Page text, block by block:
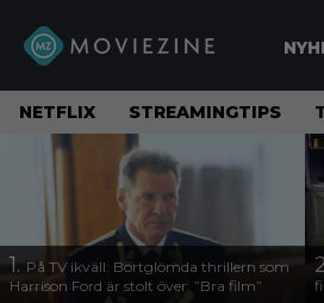
NETFLIX STREAMINGTIPS
1. På TV ikväll: Bortglömda thrillern som
Harrison Ford är stolt över: ”Bra film”